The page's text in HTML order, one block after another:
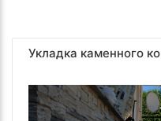
Укладка каменного